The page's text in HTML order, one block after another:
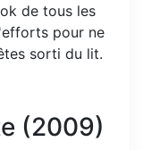
de tous les
pour ne
sorti du lit.
(2009)